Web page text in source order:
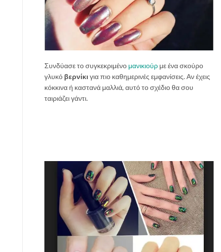
Συνδύασε το συγκεκριμένο μανικιούρ με ένα σκούρο
γλυκό βερνίκι για πιο καθημερινές εμφανίσεις. Αν έχεις
κόκκινα ή καστανά μαλλιά, αυτό το σχέδιο θα σου
ταιριάζει γάντι.